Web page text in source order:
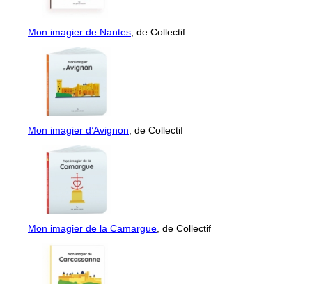
Mon imagier de Nantes , de Collectif
Mon imagier d’Avignon , de Collectif
Mon imagier de la Camargue , de Collectif